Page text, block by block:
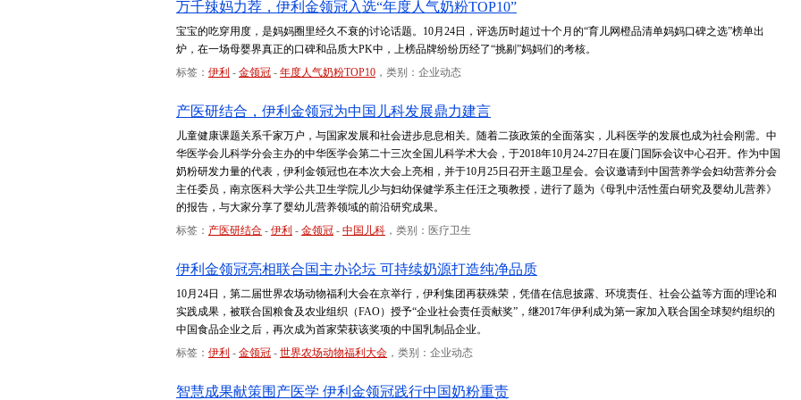
万千辣妈力荐，伊利金领冠入选“年度人气奶粉TOP10”
宝宝的吃穿用度，是妈妈圈里经久不衰的讨论话题。10月24日，评选历时超过十个月的“育儿网橙品清单妈妈口碑之选”榜单出
炉，在一场母婴界真正的口碑和品质大PK中，上榜品牌纷纷历经了“挑剔”妈妈们的考核。
标签： 伊利 - 金领冠 - 年度人气奶粉TOP10 ，类别：企业动态
产医研结合，伊利金领冠为中国儿科发展鼎力建言
儿童健康课题关系千家万户，与国家发展和社会进步息息相关。随着二孩政策的全面落实，儿科医学的发展也成为社会刚需。中
华医学会儿科学分会主办的中华医学会第二十三次全国儿科学术大会，于2018年10月24-27日在厦门国际会议中心召开。作为中国
奶粉研发力量的代表，伊利金领冠也在本次大会上亮相，并于10月25日召开主题卫星会。会议邀请到中国营养学会妇幼营养分会
主任委员，南京医科大学公共卫生学院儿少与妇幼保健学系主任汪之顼教授，进行了题为《母乳中活性蛋白研究及婴幼儿营养》
的报告，与大家分享了婴幼儿营养领域的前沿研究成果。
标签： 产医研结合 - 伊利 - 金领冠 - 中国儿科 ，类别：医疗卫生
伊利金领冠亮相联合国主办论坛 可持续奶源打造纯净品质
10月24日，第二届世界农场动物福利大会在京举行，伊利集团再获殊荣，凭借在信息披露、环境责任、社会公益等方面的理论和
实践成果，被联合国粮食及农业组织（FAO）授予“企业社会责任贡献奖”，继2017年伊利成为第一家加入联合国全球契约组织的
中国食品企业之后，再次成为首家荣获该奖项的中国乳制品企业。
标签： 伊利 - 金领冠 - 世界农场动物福利大会 ，类别：企业动态
智慧成果献策围产医学 伊利金领冠践行中国奶粉重责